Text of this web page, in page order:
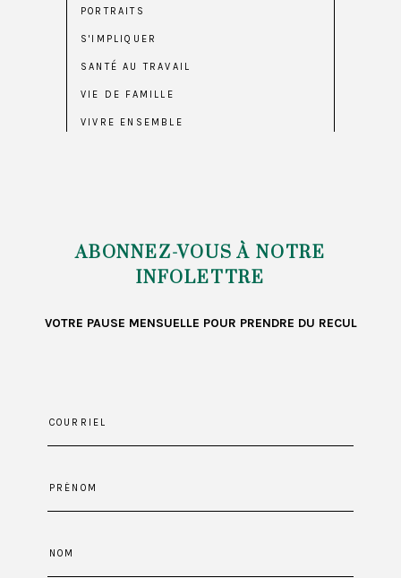
PORTRAITS
S'IMPLIQUER
SANTÉ AU TRAVAIL
VIE DE FAMILLE
VIVRE ENSEMBLE
ABONNEZ-VOUS À NOTRE
INFOLETTRE
VOTRE PAUSE MENSUELLE POUR PRENDRE DU RECUL